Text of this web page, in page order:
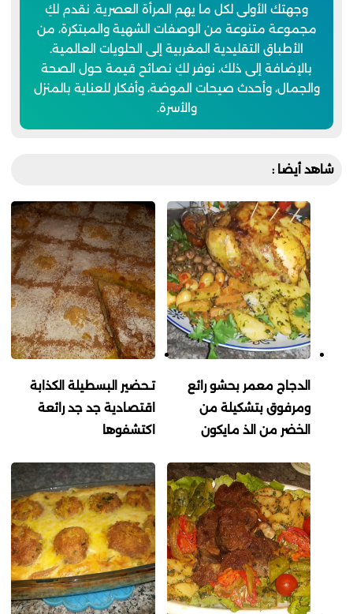
وجهتك الأولى لكل ما يهم المرأة العصرية. نقدم لكِ
مجموعة متنوعة من الوصفات الشهية والمبتكرة، من
الأطباق التقليدية المغربية إلى الحلويات العالمية.
بالإضافة إلى ذلك، نوفر لكِ نصائح قيمة حول الصحة
والجمال، وأحدث صيحات الموضة، وأفكار للعناية بالمنزل
والأسرة.
شاهد أيضا :
الدجاج معمر بحشو رائع
ومرفوق بتشكيلة من
الخضر من الذ مايكون
تـحضير البسطيلة الكذابة
اقتصادية جد جد رائعة
اكتشفوها